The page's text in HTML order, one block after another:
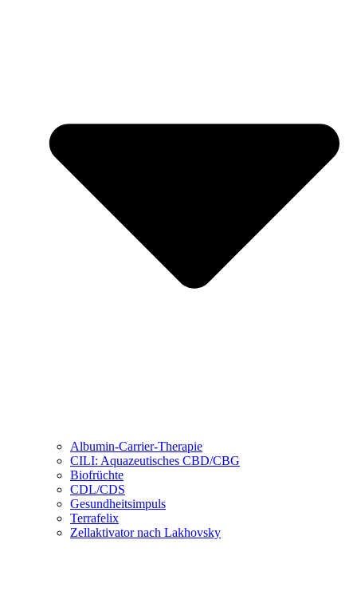
Albumin-Carrier-Therapie
CILI: Aquazeutisches CBD/CBG
Biofrüchte
CDL/CDS
Gesundheitsimpuls
Terrafelix
Zellaktivator nach Lakhovsky